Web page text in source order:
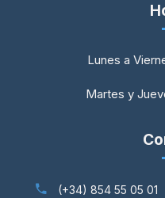
Lunes a
Martes y
(+34) 854 55 05 01